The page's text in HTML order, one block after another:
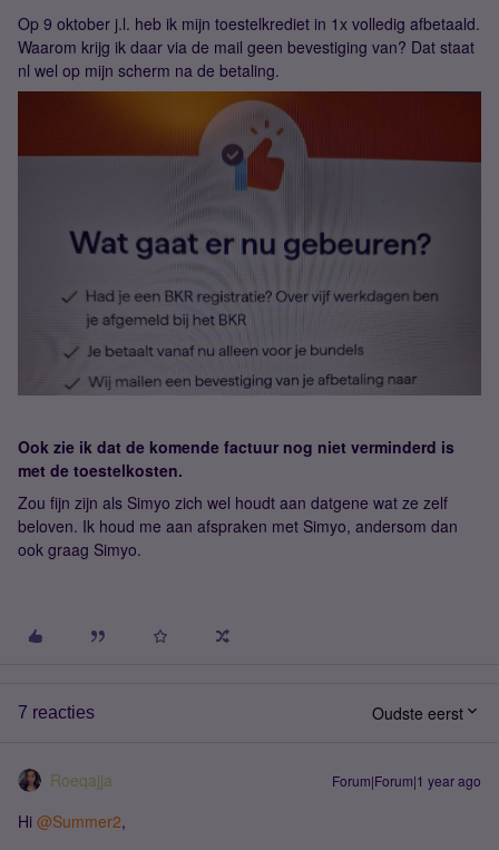
Op 9 oktober j.l. heb ik mijn toestelkrediet in 1x volledig afbetaald.
Waarom krijg ik daar via de mail geen bevestiging van? Dat staat
nl wel op mijn scherm na de betaling.
Ook zie ik dat de komende factuur nog niet verminderd is
met de toestelkosten.
Zou fijn zijn als Simyo zich wel houdt aan datgene wat ze zelf
beloven. Ik houd me aan afspraken met Simyo, andersom dan
ook graag Simyo.
7 reacties Oudste eerst
Roeqajja Forum|Forum|1 year ago
Hi @Summer2,